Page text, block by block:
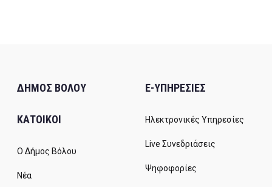
ΔΗΜΟΣ ΒΟΛΟΥ
ΚΑΤΟΙΚΟΙ
Ο Δήμος Βόλου
Νέα
E-ΥΠΗΡΕΣΙΕΣ
Ηλεκτρονικές Υπηρεσίες
Live Συνεδριάσεις
Ψηφοφορίες